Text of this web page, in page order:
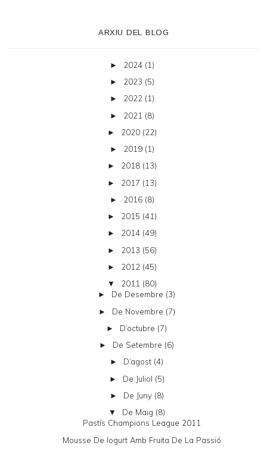
ARXIU DEL BLOG
► 2024 (1)
► 2023 (5)
► 2022 (1)
► 2021 (8)
► 2020 (22)
► 2019 (1)
► 2018 (13)
► 2017 (13)
► 2016 (8)
► 2015 (41)
► 2014 (49)
► 2013 (56)
► 2012 (45)
▼ 2011 (80)
► De Desembre (3)
► De Novembre (7)
► D’octubre (7)
► De Setembre (6)
► D’agost (4)
► De Juliol (5)
► De Juny (8)
▼ De Maig (8)
Pastís Champions League 2011
Mousse De Iogurt Amb Fruita De La Passió